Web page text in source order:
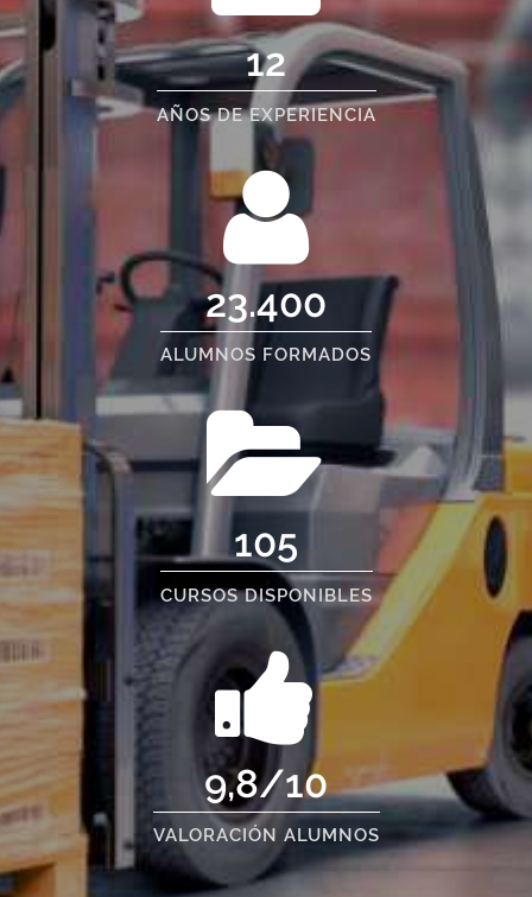
12
AÑOS DE EXPERIENCIA
23.400
ALUMNOS FORMADOS
105
CURSOS DISPONIBLES
9,8/10
VALORACIÓN ALUMNOS